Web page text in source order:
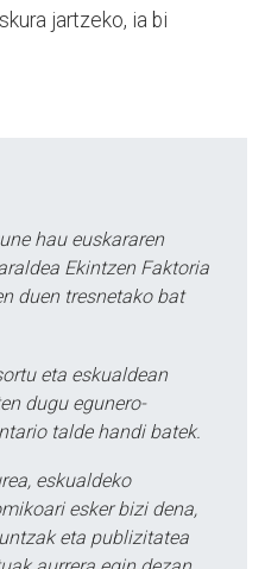
jartzeko, ia bi
hau euskararen
Ekintzen Faktoria
duen tresnetako bat
eta eskualdean
dugu egunero-
talde handi batek.
eskualdeko
esker bizi dena,
eta publizitatea